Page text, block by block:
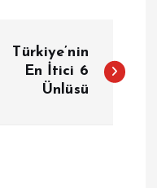
Türkiye’nin
En İtici 6
Ünlüsü